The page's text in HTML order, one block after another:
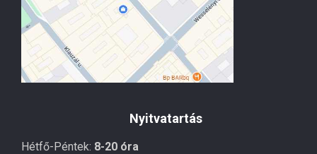
Nyitvatartás
Hétfő-Péntek: 8-20 óra